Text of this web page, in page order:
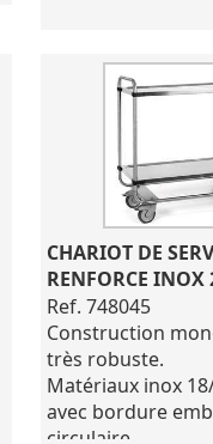
chape
avec pare-chocs
Encombrement
Norme NF
Fabrication
Tournus.
Pour l'entretien
de produits
CHARIOT DE
RENFORCE INOX
Ref. 748045
Construction
très robuste.
Matériaux inox
avec bordure
circulaire.